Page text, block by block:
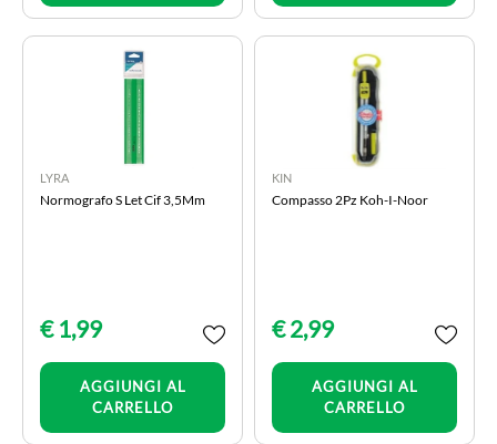
LYRA
Normografo S Let Cif 3,5Mm
€ 1,99
AGGIUNGI AL
CARRELLO
KIN
Compasso 2Pz Koh-I-Noor
€ 2,99
AGGIUNGI AL
CARRELLO